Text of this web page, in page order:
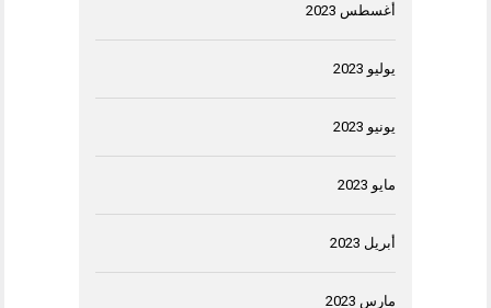
أغسطس 2023
يوليو 2023
يونيو 2023
مايو 2023
أبريل 2023
مارس 2023